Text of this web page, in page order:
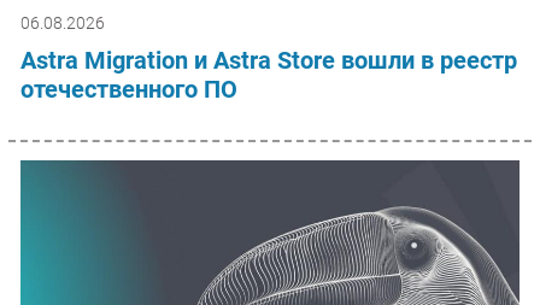
06.08.2026
Astra Migration и Astra Store вошли в реестр
отечественного ПО